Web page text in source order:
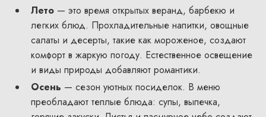
Лето — это время открытых веранд, барбекю и
легких блюд. Прохладительные напитки, овощные
салаты и десерты, такие как мороженое, создают
комфорт в жаркую погоду. Естественное освещение
и виды природы добавляют романтики.
Осень — сезон уютных посиделок. В меню
преобладают теплые блюда: супы, выпечка,